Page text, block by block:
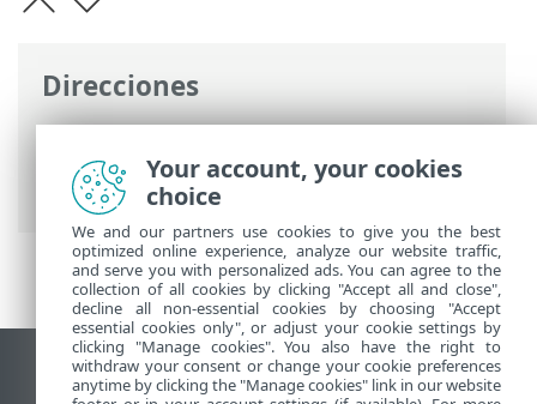
Direcciones
Ayuda en línea de ESET>ESET Safe
Server> Instalación> Analizar primero
tras la instalación
Ver sitio para ordenador
Your account, your cookies
choice
We and our partners use cookies to give you the best
optimized online experience, analyze our website traffic,
and serve you with personalized ads. You can agree to the
collection of all cookies by clicking "Accept all and close",
decline all non-essential cookies by choosing "Accept
essential cookies only", or adjust your cookie settings by
clicking "Manage cookies". You also have the right to
withdraw your consent or change your cookie preferences
anytime by clicking the "Manage cookies" link in our website